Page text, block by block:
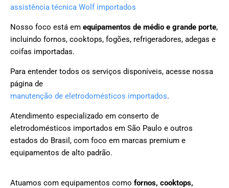
assistência técnica Wolf importados
Nosso foco está em equipamentos de médio e grande porte,
incluindo fornos, cooktops, fogões, refrigeradores, adegas e
coifas importadas.
Para entender todos os serviços disponíveis, acesse nossa
página de
manutenção de eletrodomésticos importados.
Atendimento especializado em conserto de
eletrodomésticos importados em São Paulo e outros
estados do Brasil, com foco em marcas premium e
equipamentos de alto padrão.
Atuamos com equipamentos como fornos, cooktops,